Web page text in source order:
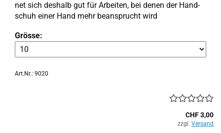
net sich des­halb gut für Ar­bei­ten, bei denen der Hand­
schuh einer Hand mehr be­an­sprucht wird
Grösse:
Art.Nr.: 9020
CHF 3,00
zzgl. Versand